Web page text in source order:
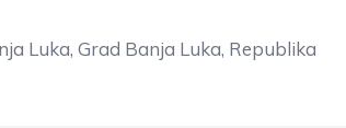
Luka, Grad Banja Luka, Republika